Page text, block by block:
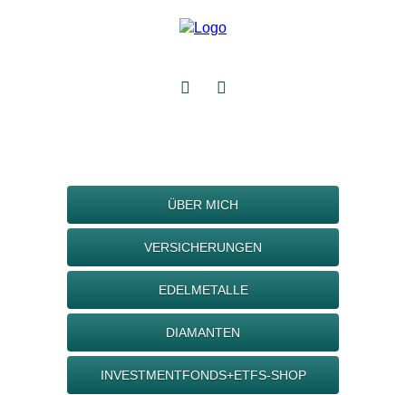
ÜBER MICH
VERSICHERUNGEN
EDELMETALLE
DIAMANTEN
INVESTMENTFONDS+ETFS-SHOP